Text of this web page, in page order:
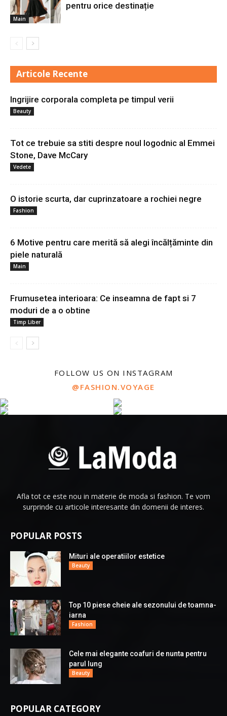
Main
pentru orice destinație
Articole Recente
Ingrijire corporala completa pe timpul verii
Beauty
Tot ce trebuie sa stiti despre noul logodnic al Emmei
Stone, Dave McCary
Vedete
O istorie scurta, dar cuprinzatoare a rochiei negre
Fashion
6 Motive pentru care merită să alegi încălțăminte din
piele naturală
Main
Frumusetea interioara: Ce inseamna de fapt si 7
moduri de a o obtine
Timp Liber
FOLLOW US ON INSTAGRAM
@FASHION.VOYAGE
Afla tot ce este nou in materie de moda si fashion. Te vom
surprinde cu articole interesante din domenii de interes.
POPULAR POSTS
Mituri ale operatiilor estetice
Beauty
Top 10 piese cheie ale sezonului de toamna-
iarna
Fashion
Cele mai elegante coafuri de nunta pentru
parul lung
Beauty
POPULAR CATEGORY